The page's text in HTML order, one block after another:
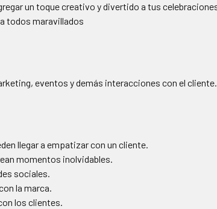
un toque creativo y divertido a tus
todos maravillados
eventos y demás interacciones con el cliente.
llegar a empatizar con un cliente.
momentos inolvidables.
sociales.
la marca.
los clientes.